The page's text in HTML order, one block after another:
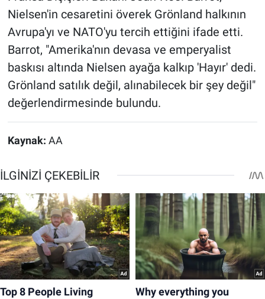
Nielsen'in cesaretini överek Grönland halkının
Avrupa'yı ve NATO'yu tercih ettiğini ifade etti.
Barrot, "Amerika'nın devasa ve emperyalist
baskısı altında Nielsen ayağa kalkıp 'Hayır' dedi.
Grönland satılık değil, alınabilecek bir şey değil"
değerlendirmesinde bulundu.
Kaynak: AA